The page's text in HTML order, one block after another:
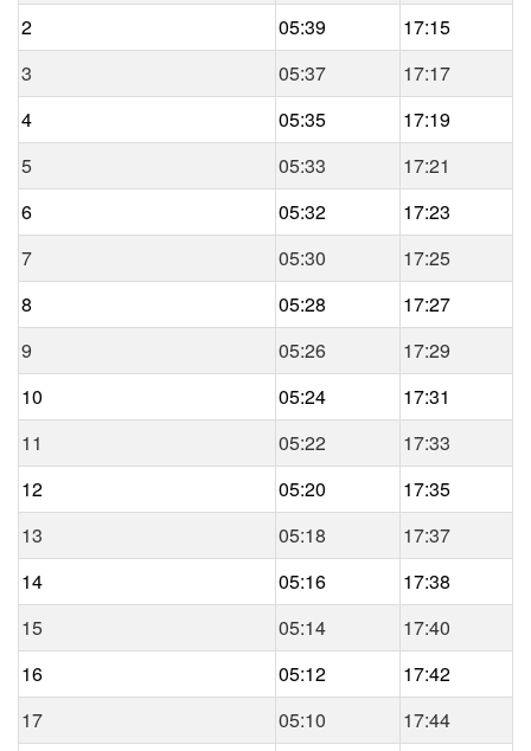
2
05:39
17:15
3
05:37
17:17
4
05:35
17:19
5
05:33
17:21
6
05:32
17:23
7
05:30
17:25
8
05:28
17:27
9
05:26
17:29
10
05:24
17:31
11
05:22
17:33
12
05:20
17:35
13
05:18
17:37
14
05:16
17:38
15
05:14
17:40
16
05:12
17:42
17
05:10
17:44